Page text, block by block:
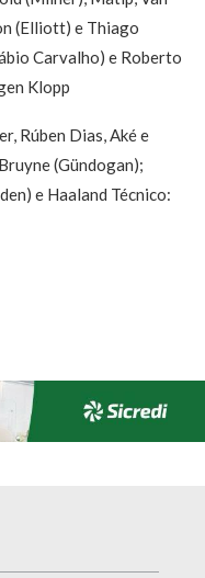
(Elliott) e Thiago
Carvalho) e Roberto
Klopp
Rúben Dias, Aké e
(Gündogan);
e Haaland Técnico: